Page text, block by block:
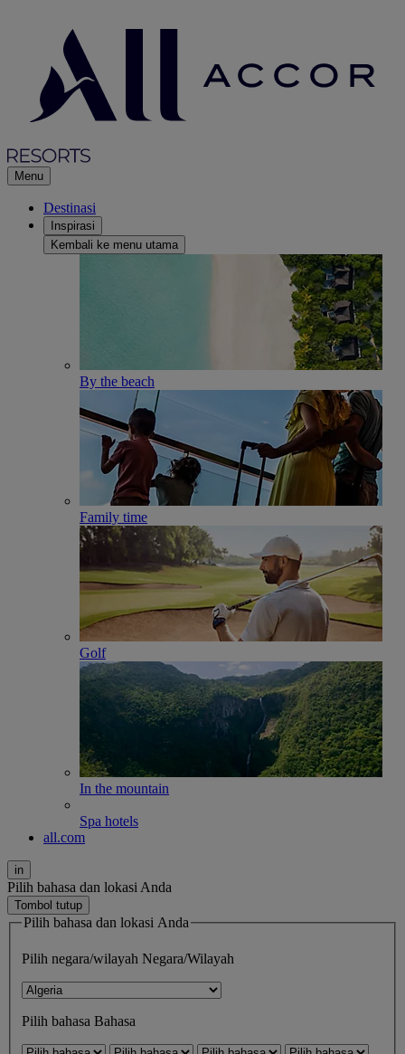
Menu
Destinasi
Inspirasi
Kembali ke menu utama
By the beach
Family time
Golf
In the mountain
Spa hotels
all.com
in
Pilih bahasa dan lokasi Anda
Tombol tutup
Pilih bahasa dan lokasi Anda
Pilih negara/wilayah Negara/Wilayah
Pilih bahasa Bahasa